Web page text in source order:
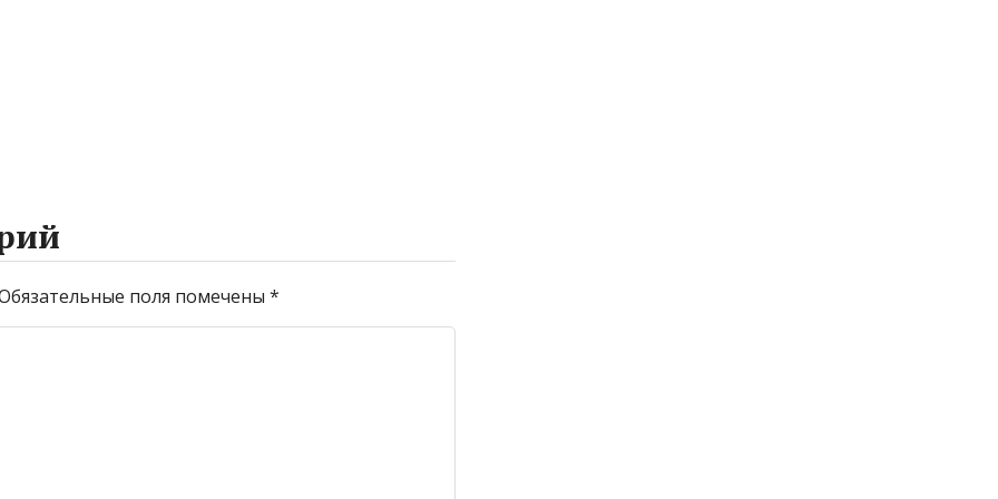
поля помечены *